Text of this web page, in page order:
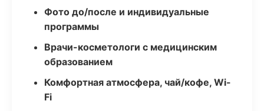
Фото до/после и индивидуальные
программы
Врачи-косметологи с медицинским
образованием
Комфортная атмосфера, чай/кофе, Wi-
Fi